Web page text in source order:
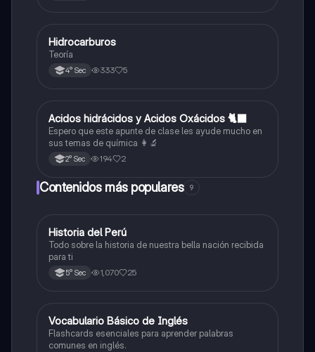
Química
Hidrocarburos
Teoría
4° Sec 333 5
Química
Acidos hidrácidos y Acidos Oxácidos 🐈‍⬛
Espero que este apunte de clase les ayude mucho en
sus temas de química 👩‍🔬
2° Sec 194 2
Contenidos más populares 9
Ciencias Sociales
Historia del Perú
Todo sobre la historia de nuestra bella nación recibida
para ti
5° Sec 1,070 25
VInglés
Vocabulario Básico de Inglés
Flashcards esenciales para aprender palabras
comunes en inglés.